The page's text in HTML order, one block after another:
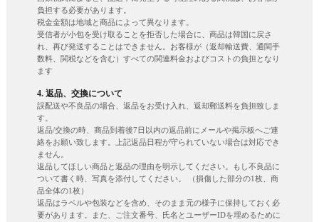
負担する必要があります。
税金金額は地域と商品によって異なります。
受信者が小包を受け取ることを拒否した場合に、商品は韓国に戻さ
れ、再び発送することはできません。お客様が（返却輸送費、通関手
数料、関税などを含む）すべての関連料金およびコストの負担となり
ます
4. 返品、交換について
誤配送や不良品の場合、返品をお受け入れ、返却郵送料を負担致しま
す。
返品/交換の時、商品到着後7日以内の返品前にメールや掲示板へご連
絡をお願い致します。上記返品日程が守られていない場合は対応でき
ません。
返品してほしい商品と返品の理由を明示してください。もし不良品に
ついて書く時、写真を添付してください。 （損傷した部分の1枚、商
品全体の1枚）
返品はラベルや包装などを含め、そのまま元の様子に保持しておく必
要があります。また、ご注文番号、氏名とユーザーIDを埋めるために